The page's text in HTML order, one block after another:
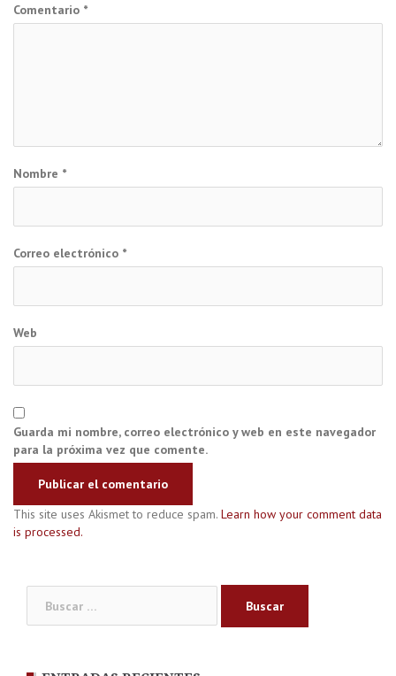
Comentario *
Nombre *
Correo electrónico *
Web
Guarda mi nombre, correo electrónico y web en este navegador
para la próxima vez que comente.
This site uses Akismet to reduce spam. Learn how your comment data
is processed.